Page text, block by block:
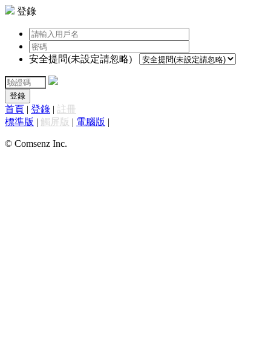
登錄
安全提問(未設定請忽略)
登錄
首頁 | 登錄 | 註冊
標準版 | 觸屏版 | 電腦版 |
© Comsenz Inc.